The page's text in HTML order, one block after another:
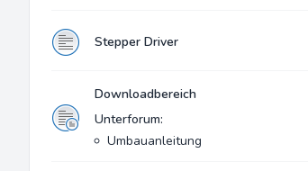
Stepper Driver
Downloadbereich
Unterforum:
Umbauanleitung